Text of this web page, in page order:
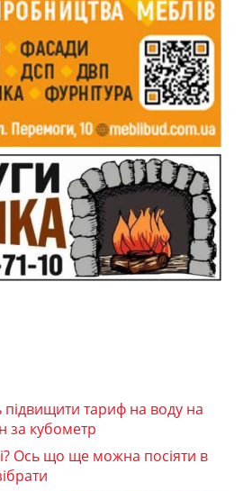
тариф на воду на
за кубометр
Ось що ще можна посіяти в